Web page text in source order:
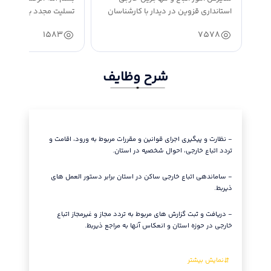
استانداری قزوین در دیدار با کارشناسان
7578
تسلیت مجدد به
1583
شرح وظایف
- نظارت و پیگیری اجرای قوانین و مقررات مربوط به ورود، اقامت و
تردد اتباع خارجی، احوال شخصیه در استان.
- ساماندهی اتباع خارجی ساکن در استان برابر دستور العمل های
ذیربط.
- دریافت و ثبت گزارش های مربوط به تردد مجاز و غیرمجاز اتباع
خارجی در حوزه استان و انعکاس آنها به مراجع ذیربط.